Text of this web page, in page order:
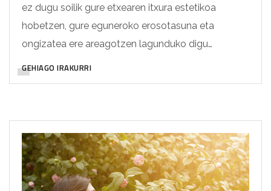
ez dugu soilik gure etxearen itxura estetikoa
hobetzen, gure eguneroko erosotasuna eta
ongizatea ere areagotzen lagunduko digu…
GEHIAGO IRAKURRI